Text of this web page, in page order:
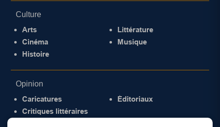
Culture
Arts
Cinéma
Histoire
Littérature
Musique
Opinion
Caricatures
Critiques littéraires
Éditoriaux